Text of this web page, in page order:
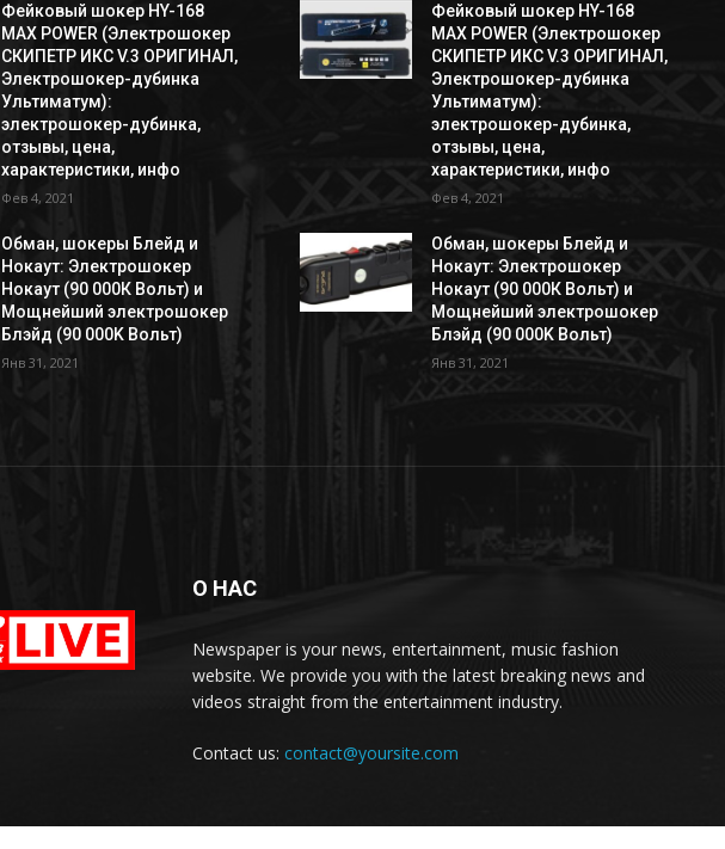
Фейковый шокер HY-168
MAX POWER (Электрошокер
СКИПЕТР ИКС V.3 ОРИГИНАЛ,
Электрошокер-дубинка
Ультиматум):
электрошокер-дубинка,
отзывы, цена,
характеристики, инфо
Фев 4, 2021
Обман, шокеры Блейд и
Нокаут: Электрошокер
Нокаут (90 000К Вольт) и
Мощнейший электрошокер
Блэйд (90 000K Вольт)
Янв 31, 2021
Фейковый шокер HY-168
MAX POWER (Электрошокер
СКИПЕТР ИКС V.3 ОРИГИНАЛ,
Электрошокер-дубинка
Ультиматум):
электрошокер-дубинка,
отзывы, цена,
характеристики, инфо
Фев 4, 2021
Обман, шокеры Блейд и
Нокаут: Электрошокер
Нокаут (90 000К Вольт) и
Мощнейший электрошокер
Блэйд (90 000K Вольт)
Янв 31, 2021
О НАС
Newspaper is your news, entertainment, music fashion
website. We provide you with the latest breaking news and
videos straight from the entertainment industry.
Contact us: contact@yoursite.com